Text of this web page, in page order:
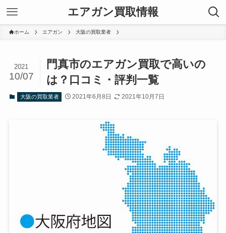
エアガン買取情報
ホーム エアガン 大阪の買取業者
門真市のエアガン買取で高いの
は？口コミ・評判一覧
2021
10/07
大阪の買取業者 2021年6月8日 2021年10月7日